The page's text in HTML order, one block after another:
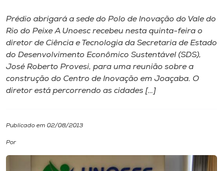
Internacionalização
I.nova
Diplomados
Biblioteca
Prédio abrigará a sede do Polo de Inovação do Vale do
Rio do Peixe A Unoesc recebeu nesta quinta-feira o
diretor de Ciência e Tecnologia da Secretaria de Estado
do Desenvolvimento Econômico Sustentável (SDS),
José Roberto Provesi, para uma reunião sobre a
construção do Centro de Inovação em Joaçaba. O
diretor está percorrendo as cidades […]
Publicado em 02/08/2013
Por